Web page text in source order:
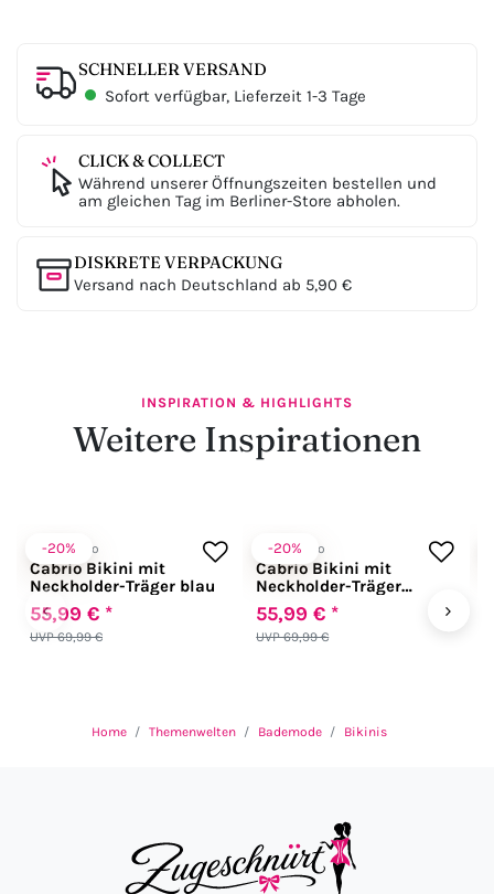
SCHNELLER VERSAND
Sofort verfügbar, Lieferzeit 1-3 Tage
CLICK & COLLECT
Während unserer Öffnungszeiten bestellen und
am gleichen Tag im Berliner-Store abholen.
DISKRETE VERPACKUNG
Versand nach Deutschland ab 5,90 €
INSPIRATION & HIGHLIGHTS
Weitere Inspirationen
‹
-20%
Anabel Arto
Cabrio Bikini mit
Neckholder-Träger blau
UVP 69,99 €
55,99 € *
-20%
Anabel Arto
Cabrio Bikini mit
Neckholder-Träger
schwarz
UVP 69,99 €
55,99 € * ›
Home Themenwelten Bademode Bikinis